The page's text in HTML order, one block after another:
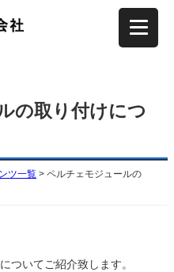
の取り付けにつ
ツ一覧 > ペルチェモジュールの
ついてご紹介致します。